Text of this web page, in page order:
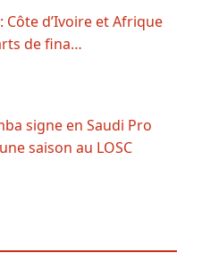
Côte d’Ivoire et Afrique
de fina…
signe en Saudi Pro
saison au LOSC